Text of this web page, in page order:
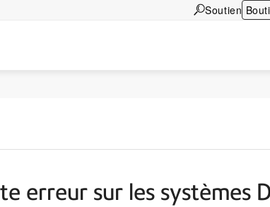
Soutien
erreur sur les systèmes